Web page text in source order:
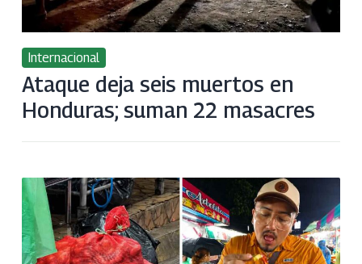
Internacional
Ataque deja seis muertos en
Honduras; suman 22 masacres